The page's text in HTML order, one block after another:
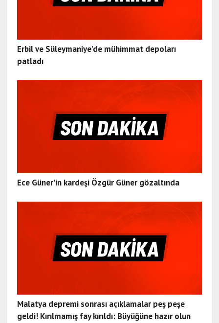
Erbil ve Süleymaniye'de mühimmat depoları
patladı
Ece Güner'in kardeşi Özgür Güner gözaltında
Malatya depremi sonrası açıklamalar peş peşe
geldi! Kırılmamış fay kırıldı: Büyüğüne hazır olun